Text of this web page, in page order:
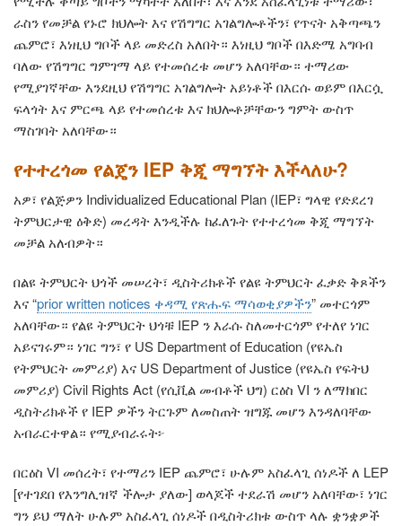
ራስን የመቻል የኑሮ ክህሎት እና የሽግግር አገልግሎቶችን፣ የጥናት አቅጣጫን
ጨምሮ፣ እነዚህ ግቦች ላይ መድረስ አለበት። እነዚህ ግቦች በእድሜ አግባብ
ባለው የሽግግር ግምገማ ላይ የተመሰረቱ መሆን አለባቸው። ተማሪው
የሚያገኛቸው እንደዚህ የሽግግር አገልግሎት አይነቶች በእርሱ ወይም በእርሷ
ፍላጎት እና ምርጫ ላይ የተመሰረቱ እና ክህሎቶቻቸውን ግምት ውስጥ
ማስገባት አለባቸው።
የተተረጎመ የልጄን IEP ቅጂ ማግኘት እችላለሁ?
አዎ፣ የልጅዎን Individualized Educational Plan (IEP፣ ግላዊ የድደረገ
ትምህርታዊ ዕቅድ) መረዳት እንዲችሉ ከፈለጉት የተተረጎመ ቅጂ ማግኘት
መቻል አለብዎት።
በልዩ ትምህርት ህጎች መሠረት፣ ዲስትሪክቶች የልዩ ትምህርት ፈቃድ ቅጾችን
እና“prior written notices ቀዳሚ የጽሑፍ ማሳወቂያዎችን” መተርጎም
አለባቸው። የልዩ ትምህርት ህጎቹ IEP ን እራሱ ስለመተርጎም የተለየ ነገር
አይናገሩም። ነገር ግን፣ የ US Department of Education (የዩኤስ
የትምህርት መምሪያ) እና US Department of Justice (የዩኤስ የፍትህ
መምሪያ) Civil Rights Act (የሲቪል መብቶች ህግ) ርዕስ VI ን ለማክበር
ዲስትሪክቶች የ IEP ዎችን ትርጉም ለመስጠት ዝግጁ መሆን እንዳለባቸው
አብራርተዋል። የሚያብራሩት፦
በርዕስ VI መሰረት፣ የተማሪን IEP ጨምሮ፣ ሁሉም አስፈላጊ ሰነዶች ለ LEP
[የተገደበ የእንግሊዝኛ ችሎታ ያለው] ወላጆች ተደራሽ መሆን አለባቸው፣ ነገር
ግን ይህ ማለት ሁሉም አስፈላጊ ሰነዶች በዲስትሪክቱ ውስጥ ላሉ ቋንቋዎች